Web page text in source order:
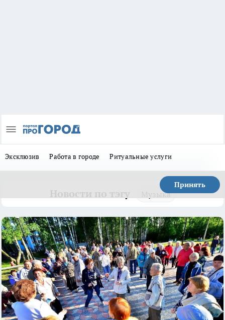
Эксклюзив Работа в городе Ритуальные услуги
Принять
Музыка